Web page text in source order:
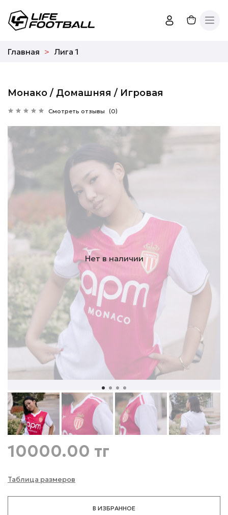
Главная Лига 1
Нет в наличии
Монако / Домашняя / Игровая
Смотреть отзывы (0)
Таблица размеров
10000.00 тг
В ИЗБРАННОЕ